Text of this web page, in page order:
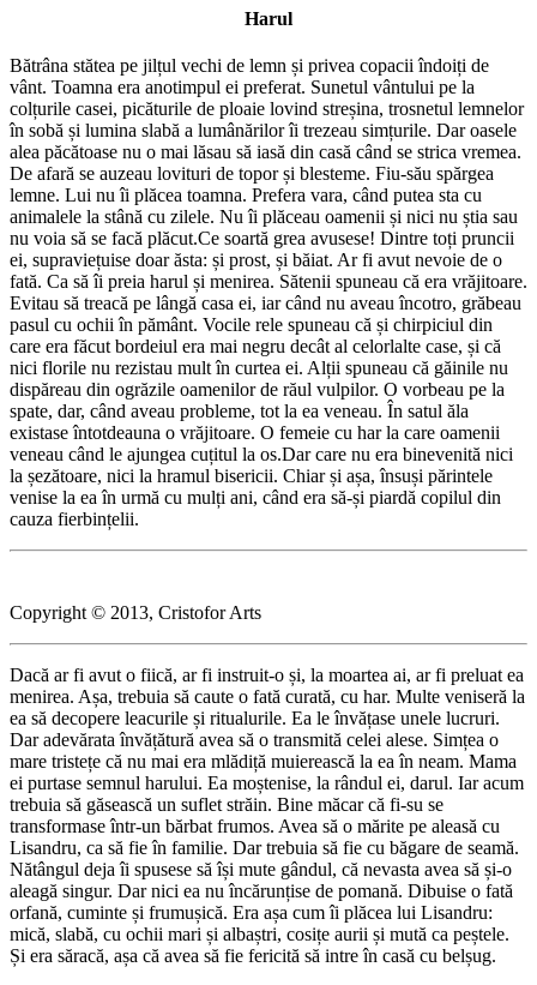
Harul
Bătrâna stătea pe jilțul vechi de lemn și privea copacii îndoiți de
vânt. Toamna era anotimpul ei preferat. Sunetul vântului pe la
colțurile casei, picăturile de ploaie lovind streșina, trosnetul lemnelor
în sobă și lumina slabă a lumânărilor îi trezeau simțurile. Dar oasele
alea păcătoase nu o mai lăsau să iasă din casă când se strica vremea.
De afară se auzeau lovituri de topor și blesteme. Fiu-său spărgea
lemne. Lui nu îi plăcea toamna. Prefera vara, când putea sta cu
animalele la stână cu zilele. Nu îi plăceau oamenii și nici nu știa sau
nu voia să se facă plăcut.Ce soartă grea avusese! Dintre toți pruncii
ei, supraviețuise doar ăsta: și prost, și băiat. Ar fi avut nevoie de o
fată. Ca să îi preia harul și menirea. Sătenii spuneau că era vrăjitoare.
Evitau să treacă pe lângă casa ei, iar când nu aveau încotro, grăbeau
pasul cu ochii în pământ. Vocile rele spuneau că și chirpiciul din
care era făcut bordeiul era mai negru decât al celorlalte case, și că
nici florile nu rezistau mult în curtea ei. Alții spuneau că găinile nu
dispăreau din ogrăzile oamenilor de răul vulpilor. O vorbeau pe la
spate, dar, când aveau probleme, tot la ea veneau. În satul ăla
existase întotdeauna o vrăjitoare. O femeie cu har la care oamenii
veneau când le ajungea cuțitul la os.Dar care nu era binevenită nici
la șezătoare, nici la hramul bisericii. Chiar și așa, însuși părintele
venise la ea în urmă cu mulți ani, când era să-și piardă copilul din
cauza fierbințelii.
Copyright © 2013, Cristofor Arts
Dacă ar fi avut o fiică, ar fi instruit-o și, la moartea ai, ar fi preluat ea
menirea. Așa, trebuia să caute o fată curată, cu har. Multe veniseră la
ea să decopere leacurile și ritualurile. Ea le învățase unele lucruri.
Dar adevărata învățătură avea să o transmită celei alese. Simțea o
mare tristețe că nu mai era mlădiță muierească la ea în neam. Mama
ei purtase semnul harului. Ea moștenise, la rândul ei, darul. Iar acum
trebuia să găsească un suflet străin. Bine măcar că fi-su se
transformase într-un bărbat frumos. Avea să o mărite pe aleasă cu
Lisandru, ca să fie în familie. Dar trebuia să fie cu băgare de seamă.
Nătângul deja îi spusese să își mute gândul, că nevasta avea să și-o
aleagă singur. Dar nici ea nu încărunțise de pomană. Dibuise o fată
orfană, cuminte și frumușică. Era așa cum îi plăcea lui Lisandru:
mică, slabă, cu ochii mari și albaștri, cosițe aurii și mută ca peștele.
Și era săracă, așa că avea să fie fericită să intre în casă cu belșug.